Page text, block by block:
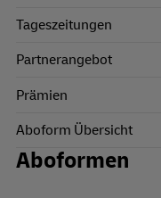
Tageszeitungen
Partnerangebot
Prämien
Aboform Übersicht
Aboformen